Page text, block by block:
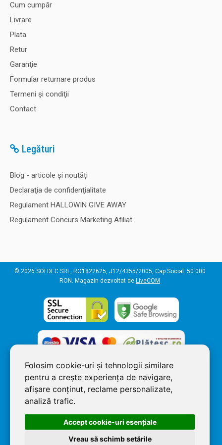
Folosim cookie-uri și tehnologii similare
pentru a crește experiența de navigare,
afișare conținut, reclame personalizate,
analiză trafic.
Accept cookie-uri esenţiale
Vreau să schimb setările
Cum cumpăr
Livrare
Plata
Retur
Garanţie
Formular returnare produs
Termeni şi condiţii
Contact
Legături
Blog - articole și noutăți
Declaraţia de confidenţialitate
Regulament HALLOWIN GIVE AWAY
Regulament Concurs Marketing Afiliat
© 2026 SOLDEC SRL, RO1822625, J12/4355/2005, Cap Social: 50.000
RON. Magazin dezvoltat de LiveCOM